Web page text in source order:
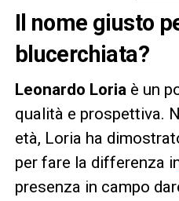
Il nome giusto
blucerchiata?
Leonardo Loriaè un
qualità e prospettiva.
età, Loria ha
per fare la differenza
presenza in campo